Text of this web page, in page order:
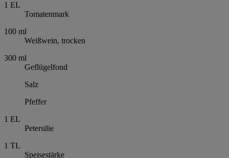
1 EL
Tomatenmark
100 ml
Weißwein, trocken
300 ml
Geflügelfond
Salz
Pfeffer
1 EL
Petersilie
1 TL
Speisestärke